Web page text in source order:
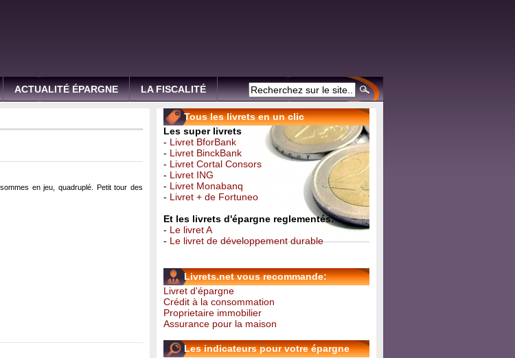
ACTUALITÉ ÉPARGNE LA FISCALITÉ
en jeu, quadruplé. Petit tour des
Tous les livrets en un clic
Les super livrets
- Livret BforBank
- Livret BinckBank
- Livret Cortal Consors
- Livret ING
- Livret Monabanq
- Livret + de Fortuneo
Et les livrets d'épargne reglementés:
- Le livret A
- Le livret de développement durable
Livrets.net vous recommande:
Livret d'épargne
Crédit à la consommation
Proprietaire immobilier
Assurance pour la maison
Les indicateurs pour votre épargne